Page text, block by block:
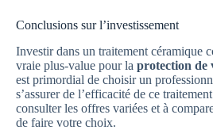
Conclusions sur l’investissement
Investir dans un traitement céramique
vraie plus-value pour la protection de
est primordial de choisir un
s’assurer de l’efficacité de ce
consulter les offres variées et à
de faire votre choix.